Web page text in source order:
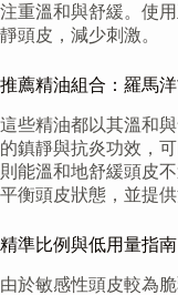
注重溫和與舒緩。使
靜頭皮，減少刺激。
推薦精油組合：羅馬
這些精油都以其溫和
的鎮靜與抗炎功效，
則能溫和地舒緩頭皮
平衡頭皮狀態，並提供
精準比例與低用量指
由於敏感性頭皮較為